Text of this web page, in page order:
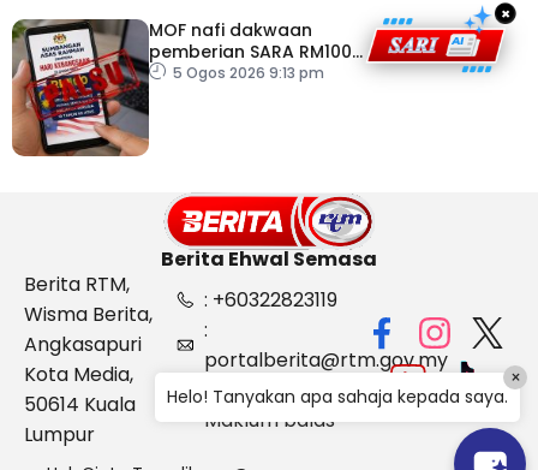
MOF nafi dakwaan
pemberian SARA RM100
sempena Hari
5 Ogos 2026 9:13 pm
×
Berita Ehwal Semasa
Berita RTM,
Wisma Berita,
Angkasapuri
Kota Media,
50614 Kuala
Lumpur
: +60322823119
:
portalberita@rtm.gov.my
: Aduan &
Maklum balas
Helo! Tanyakan apa sahaja kepada saya.
×